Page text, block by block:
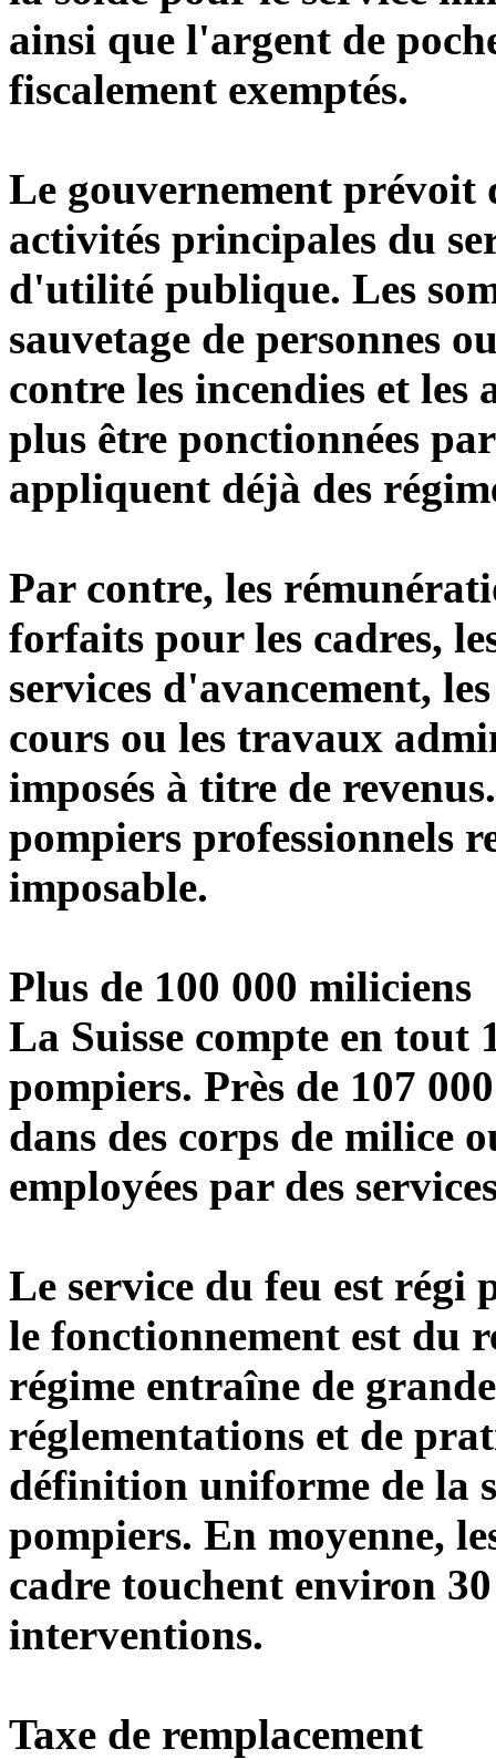
ainsi que l'argent de
fiscalement exemptés.
Le gouvernement prévoit
activités principales du
d'utilité publique. Les
sauvetage de personnes
contre les incendies et
plus être ponctionnées
appliquent déjà des
Par contre, les
forfaits pour les cadres,
services d'avancement,
cours ou les travaux
imposés à titre de
pompiers professionnels
imposable.
Plus de 100 000 miliciens
La Suisse compte en tout
pompiers. Près de 107
dans des corps de milice
employées par des
Le service du feu est
le fonctionnement est du
régime entraîne de
réglementations et de
définition uniforme de la
pompiers. En moyenne,
cadre touchent environ
interventions.
Taxe de remplacement